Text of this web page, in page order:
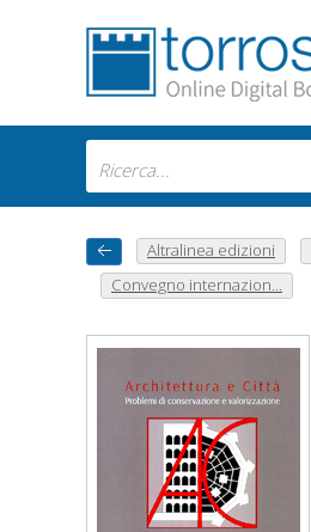
Altralinea edizioni
Convegno internazion...